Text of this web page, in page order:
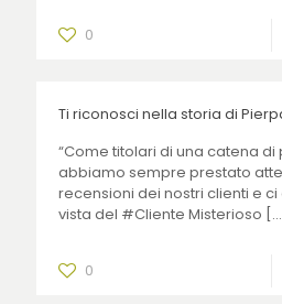
0
Ti riconosci nella storia di
“Come titolari di una catena di
abbiamo sempre prestato
recensioni dei nostri clienti e
vista del #Cliente Misterioso
0